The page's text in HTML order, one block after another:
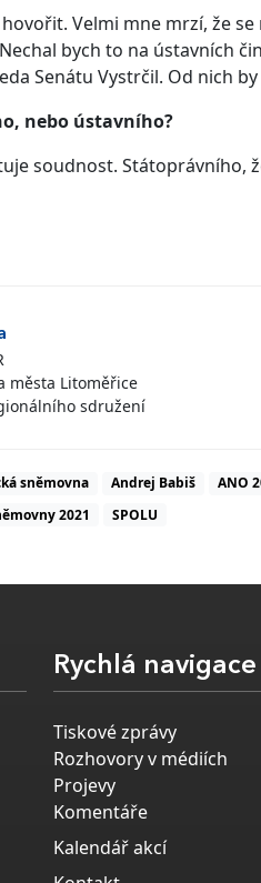
Velmi mne mrzí, že
bych to na ústavních
Senátu Vystrčil. Od nich
nebo ústavního?
soudnost. Státoprávního,
města Litoměřice
sdružení
sněmovna Andrej Babiš ANO
2021 SPOLU
Rychlá navigace
Tiskové zprávy
Rozhovory v médiích
Projevy
Komentáře
Kalendář akcí